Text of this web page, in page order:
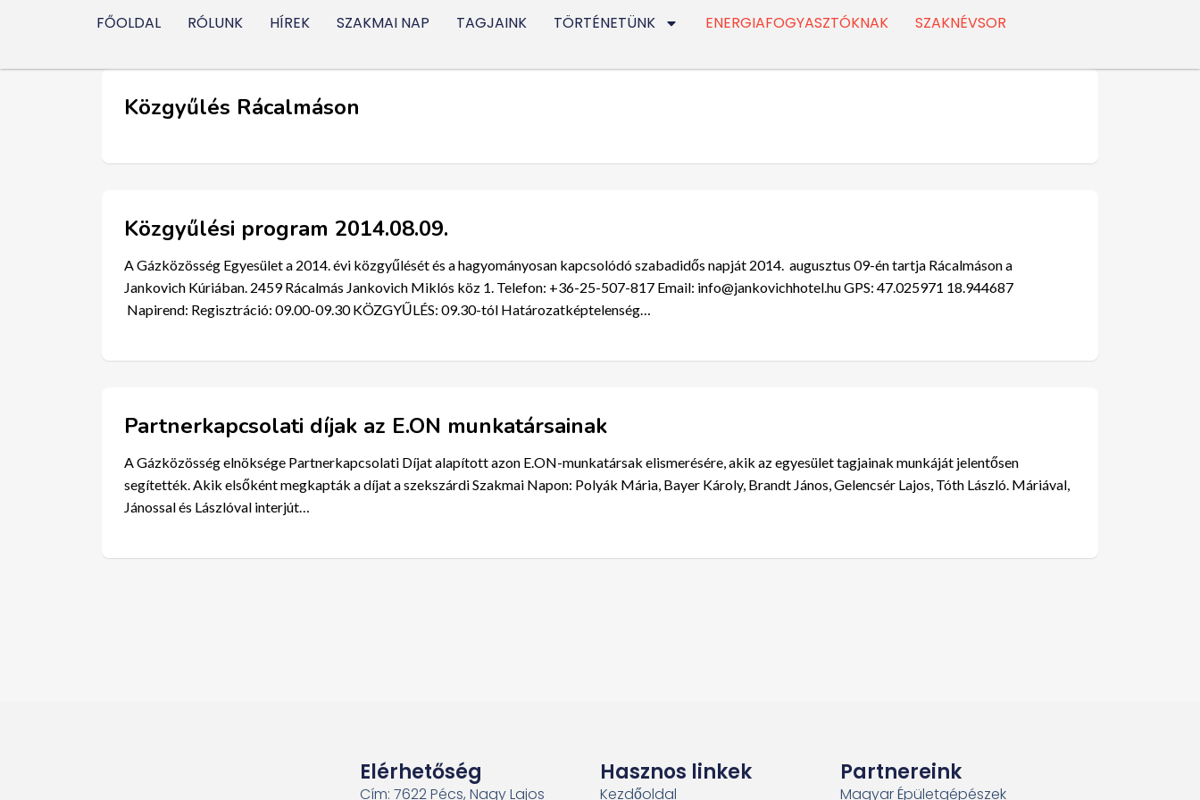
FŐOLDAL RÓLUNK HÍREK SZAKMAI NAP TAGJAINK TÖRTÉNETÜNK ENERGIAFOGYASZTÓKNAK SZAKNÉVSOR
Közgyűlés Rácalmáson
Közgyűlési program 2014.08.09.
A Gázközösség Egyesület a 2014. évi közgyűlését és a hagyományosan kapcsolódó szabadidős napját 2014. augusztus 09-én tartja Rácalmáson a
Jankovich Kúriában. 2459 Rácalmás Jankovich Miklós köz 1. Telefon: +36-25-507-817 Email: info@jankovichhotel.huGPS: 47.025971 18.944687
Napirend: Regisztráció: 09.00-09.30 KÖZGYŰLÉS: 09.30-tól Határozatképtelenség…
Partnerkapcsolati díjak az E.ON munkatársainak
A Gázközösség elnöksége Partnerkapcsolati Díjat alapított azon E.ON-munkatársak elismerésére, akik az egyesület tagjainak munkáját jelentősen
segítették. Akik elsőként megkapták a díjat a szekszárdi Szakmai Napon: Polyák Mária, Bayer Károly, Brandt János, Gelencsér Lajos, Tóth László. Máriával,
Jánossal és Lászlóval interjút…
Elérhetőség
Cím: 7622 Pécs, Nagy Lajos
Hasznos linkek
Kezdőoldal
Partnereink
Magyar Épületgépészek